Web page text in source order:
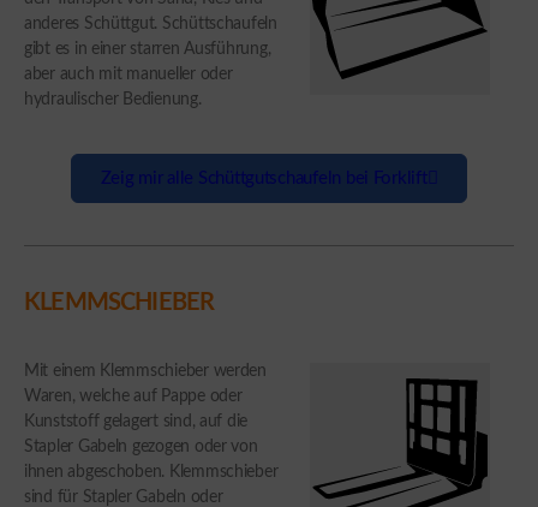
anderes Schüttgut. Schüttschaufeln
gibt es in einer starren Ausführung,
aber auch mit manueller oder
hydraulischer Bedienung.
Zeig mir alle Schüttgutschaufeln bei Forklift
KLEMMSCHIEBER
Mit einem Klemmschieber werden
Waren, welche auf Pappe oder
Kunststoff gelagert sind, auf die
Stapler Gabeln gezogen oder von
ihnen abgeschoben. Klemmschieber
sind für Stapler Gabeln oder